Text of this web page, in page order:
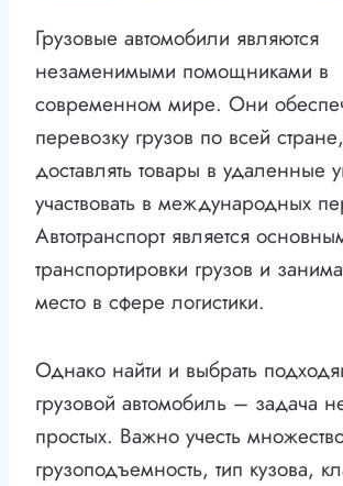
Грузовые автомобили являются
незаменимыми помощниками в
современном мире. Они
перевозку грузов по всей
доставлять товары в удаленные
участвовать в международных
Автотранспорт является
транспортировки грузов и
место в сфере логистики.
Однако найти и выбрать
грузовой автомобиль – задача
простых. Важно учесть
грузоподъемность, тип кузова,